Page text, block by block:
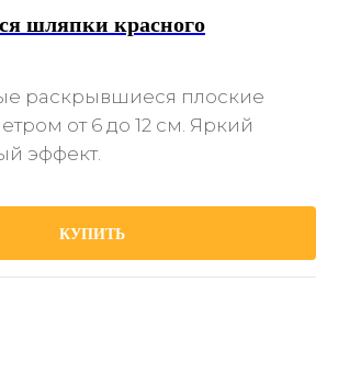
шляпки красного
раскрывшиеся плоские
от 6 до 12 см. Яркий
эффект.
КУПИТЬ